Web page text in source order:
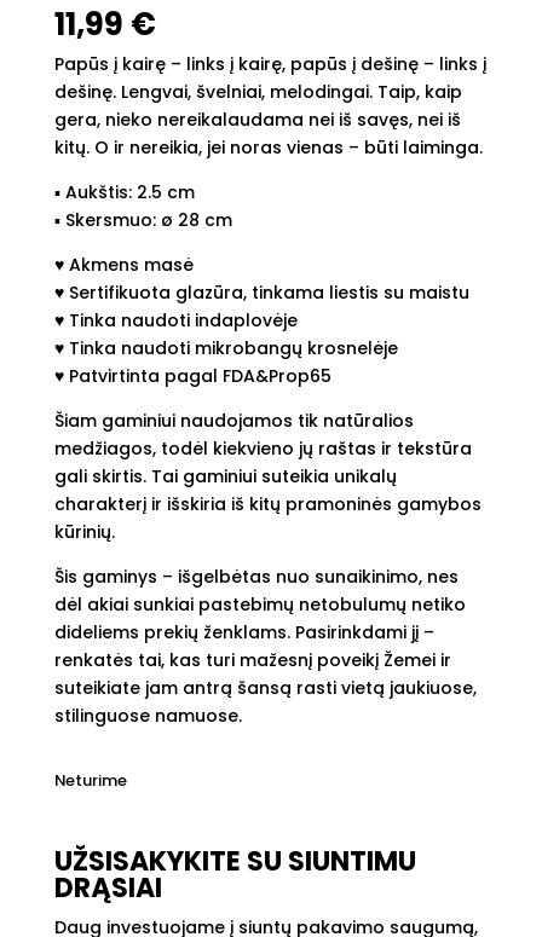
11,99 €
Papūs į kairę – links į kairę, papūs į dešinę – links į
dešinę. Lengvai, švelniai, melodingai. Taip, kaip
gera, nieko nereikalaudama nei iš savęs, nei iš
kitų. O ir nereikia, jei noras vienas – būti laiminga.
▪︎ Aukštis: 2.5 cm
▪︎ Skersmuo: ø 28 cm
♥︎ Akmens masė
♥︎ Sertifikuota glazūra, tinkama liestis su maistu
♥︎ Tinka naudoti indaplovėje
♥︎ Tinka naudoti mikrobangų krosnelėje
♥︎ Patvirtinta pagal FDA&Prop65
Šiam gaminiui naudojamos tik natūralios
medžiagos, todėl kiekvieno jų raštas ir tekstūra
gali skirtis. Tai gaminiui suteikia unikalų
charakterį ir išskiria iš kitų pramoninės gamybos
kūrinių.
Šis gaminys – išgelbėtas nuo sunaikinimo, nes
dėl akiai sunkiai pastebimų netobulumų netiko
dideliems prekių ženklams. Pasirinkdami jį –
renkatės tai, kas turi mažesnį poveikį Žemei ir
suteikiate jam antrą šansą rasti vietą jaukiuose,
stilinguose namuose.
Neturime
UŽSISAKYKITE SU SIUNTIMU
DRĄSIAI
Daug investuojame į siuntų pakavimo saugumą,